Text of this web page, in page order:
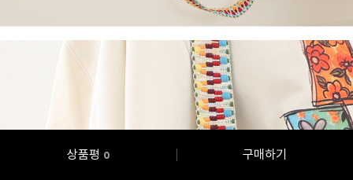
상품평 0 구매하기